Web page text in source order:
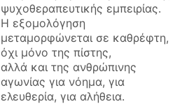
ψυχοθεραπευτικής εμπειρίας.
Η εξομολόγηση
μεταμορφώνεται σε καθρέφτη,
όχι μόνο της πίστης,
αλλά και της ανθρώπινης
αγωνίας για νόημα, για
ελευθερία, για αλήθεια.